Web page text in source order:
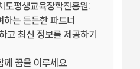
도평생교육장학진흥원:
하는 든든한 파트너
고 최신 정보를 제공하기
께 꿈을 이루세요